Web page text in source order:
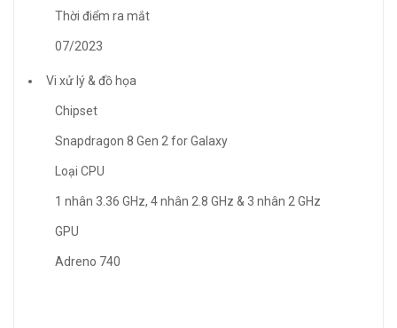
Thời điểm ra mắt
07/2023
Vi xử lý & đồ họa
Chipset
Snapdragon 8 Gen 2 for Galaxy
Loại CPU
1 nhân 3.36 GHz, 4 nhân 2.8 GHz & 3 nhân 2 GHz
GPU
Adreno 740